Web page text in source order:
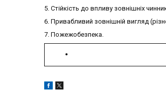
5. Стійкість до впливу зовнішніх
6. Привабливий зовнішній вигляд
7. Пожежобезпека.